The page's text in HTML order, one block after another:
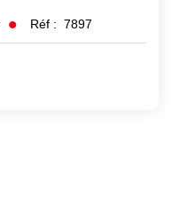
Réf : 7897